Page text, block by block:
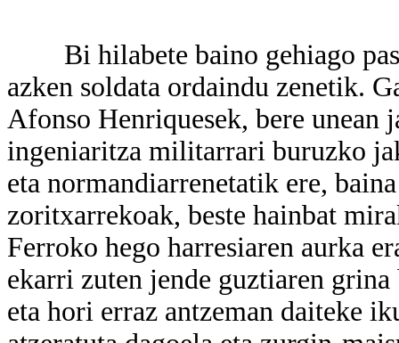
Bi hilabete baino gehiago
azken soldata ordaindu zenetik.
Afonso Henriquesek, bere unean
ingeniaritza militarrari buruzko
eta normandiarrenetatik ere,
zoritxarrekoak, beste hainbat
Ferroko hego harresiaren aurka
ekarri zuten jende guztiaren
eta hori erraz antzeman daiteke